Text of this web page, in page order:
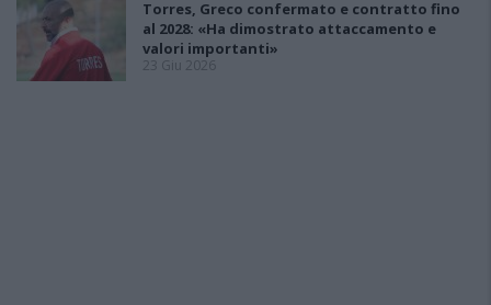
Torres, Greco confermato e contratto fino
al 2028: «Ha dimostrato attaccamento e
valori importanti»
23 Giu 2026